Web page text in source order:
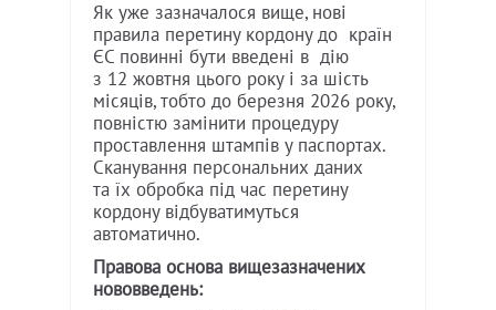
Як уже зазначалося вище, нові
правила перетину кордону до країн
ЄС повинні бути введені в дію
з 12 жовтня цього року і за шість
місяців, тобто до березня 2026 року,
повністю замінити процедуру
проставлення штампів у паспортах.
Сканування персональних даних
та їх обробка під час перетину
кордону відбуватимуться
автоматично.
Правова основа вищезазначених
нововведень: